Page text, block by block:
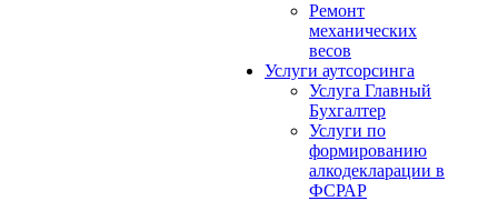
Ремонт
механических
весов
Услуги аутсорсинга
Услуга Главный
Бухгалтер
Услуги по
формированию
алкодекларации в
ФСРАР